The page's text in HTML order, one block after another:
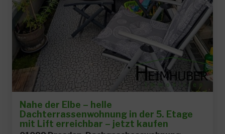
Nahe der Elbe – helle
Dachterrassenwohnung in der 5. Etage
mit Lift erreichbar – jetzt kaufen